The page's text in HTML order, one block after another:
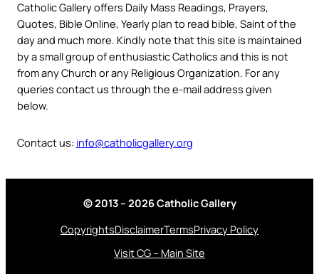
Catholic Gallery offers Daily Mass Readings, Prayers,
Quotes, Bible Online, Yearly plan to read bible, Saint of the
day and much more. Kindly note that this site is maintained
by a small group of enthusiastic Catholics and this is not
from any Church or any Religious Organization. For any
queries contact us through the e-mail address given
below.
Contact us: info@catholicgallery.org
© 2013 – 2026 Catholic Gallery
CopyrightsDisclaimerTermsPrivacy Policy
Visit CG – Main Site